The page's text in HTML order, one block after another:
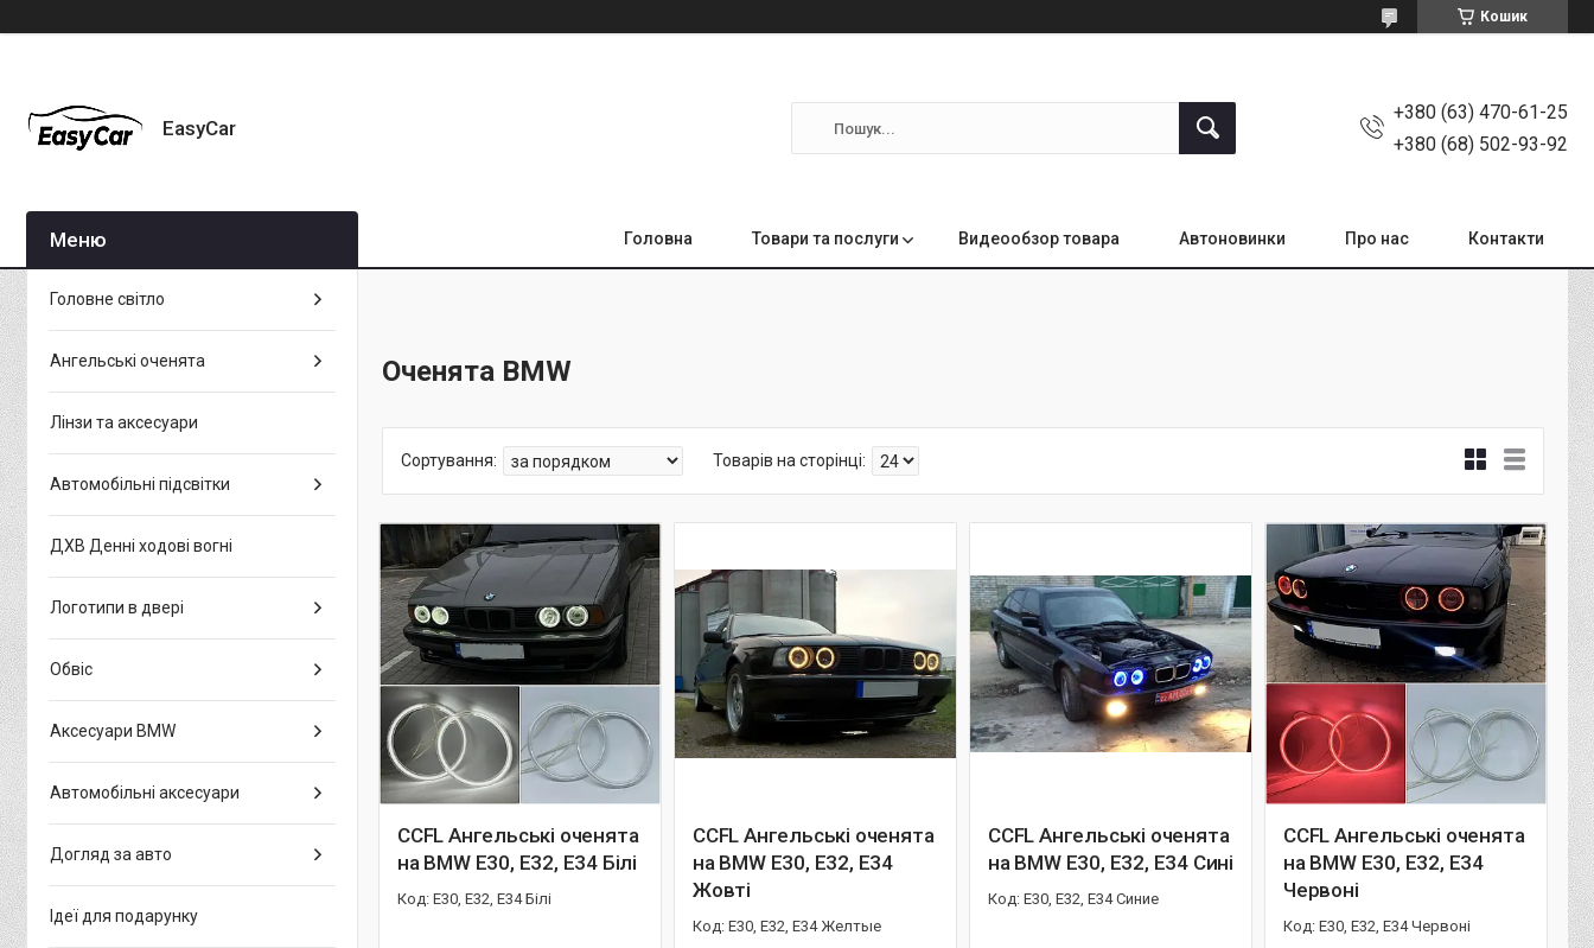
Кошик
EasyCar
+380 (63) 470-61-25
+380 (68) 502-93-92
Головна Товари та послуги Видеообзор товара Автоновинки Про нас Контакти
Оченята BMW
CCFL Ангельські оченята
на BMW E30, E32, E34 Білі
E30, E32, E34 Білі
CCFL Ангельські оченята
на BMW E30, E32, E34
Жовті
E30, E32, E34 Желтые
CCFL Ангельські оченята
на BMW E30, E32, E34 Сині
E30, E32, E34 Синие
CCFL Ангельські оченята
на BMW E30, E32, E34
Червоні
E30, E32, E34 Червоні
Головне світло
Ангельські оченята
Лінзи та аксесуари
Автомобільні підсвітки
ДХВ Денні ходові вогні
Логотипи в двері
Обвіс
Аксесуари BMW
Автомобільні аксесуари
Догляд за авто
Ідеї для подарунку